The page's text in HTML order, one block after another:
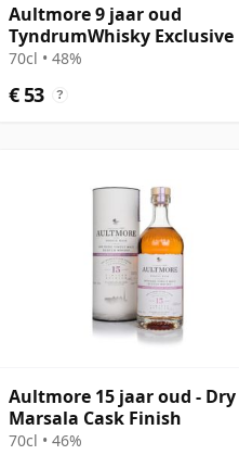
Aultmore 9 jaar oud
TyndrumWhisky Exclusive
70cl • 48%
€ 53 ?
Aultmore 15 jaar oud - Dry
Marsala Cask Finish
70cl • 46%